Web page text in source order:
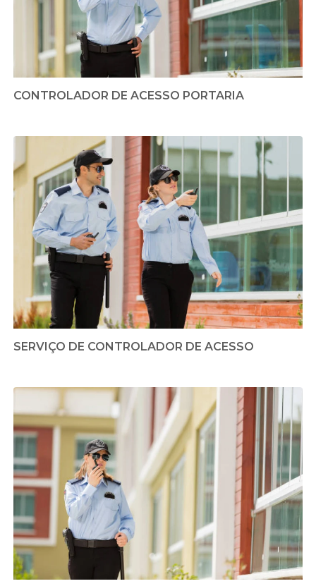
CONTROLADOR DE ACESSO PORTARIA
SERVIÇO DE CONTROLADOR DE ACESSO